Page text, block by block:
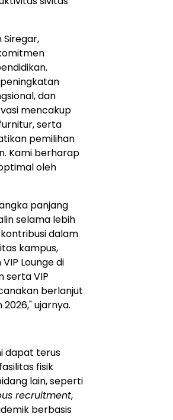
Siregar,
dan
mencakup
serta
pemilihan
Kami berharap
oleh
panjang
selama lebih
dalam
kampus,
Lounge di
serta VIP
berlanjut
ujarnya.
dapat terus
fisik
lain, seperti
recruitment,
berbasis